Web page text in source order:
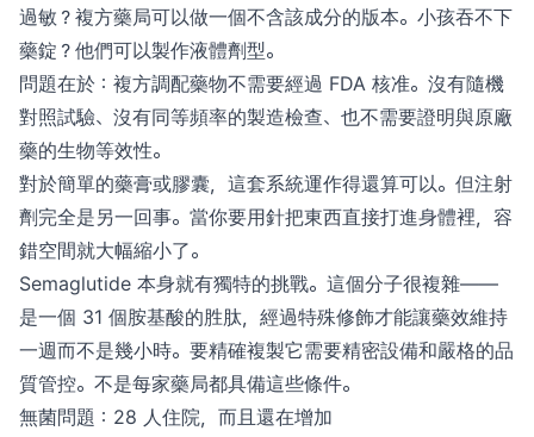
過敏？複方藥局可以做一個不含該成分的版本。小孩吞不下
藥錠？他們可以製作液體劑型。
問題在於：複方調配藥物不需要經過 FDA 核准。沒有隨機
對照試驗、沒有同等頻率的製造檢查、也不需要證明與原廠
藥的生物等效性。
對於簡單的藥膏或膠囊，這套系統運作得還算可以。但注射
劑完全是另一回事。當你要用針把東西直接打進身體裡，容
錯空間就大幅縮小了。
Semaglutide 本身就有獨特的挑戰。這個分子很複雜——
是一個 31 個胺基酸的胜肽，經過特殊修飾才能讓藥效維持
一週而不是幾小時。要精確複製它需要精密設備和嚴格的品
質管控。不是每家藥局都具備這些條件。
無菌問題：28 人住院，而且還在增加